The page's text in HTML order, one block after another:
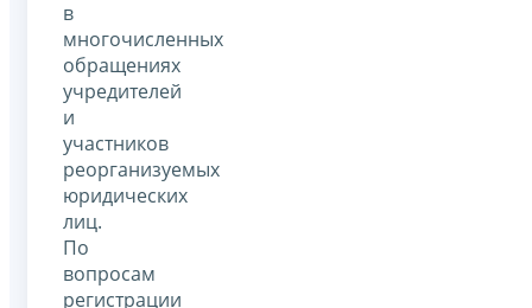
в
многочисленных
обращениях
учредителей
и
участников
реорганизуемых
юридических
лиц.
По
вопросам
регистрации